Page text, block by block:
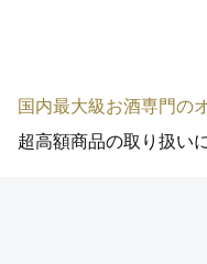
国内最大級お酒専門の
超高額商品の取り扱い